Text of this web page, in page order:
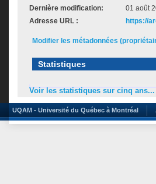
Dernière modification:
01 août
Adresse URL :
https://
Modifier les métadonnées
Statistiques
Voir les statistiques sur cinq ans...
UQAM - Université du Québec à Montréal